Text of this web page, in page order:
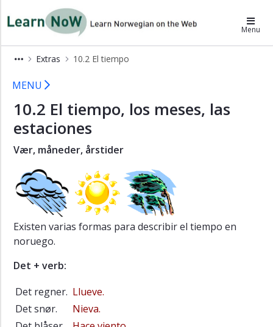
LearnNoW-es Menu
Extras 10.2 El tiempo
Extras 10.2 LearnNoW
×
Alex
Cecilie
Dina
Gramática
Pronunciación
auditivos
Ejercicios
Vocabulario
Enfermedades
10.2
tiempo
MENU
10.2 El tiempo, los meses, las
estaciones
Vær, måneder, årstider
Existen varias formas para describir el tiempo en
noruego.
Det + verb:
Det regner. Llueve.
Det snør.
Nieva.